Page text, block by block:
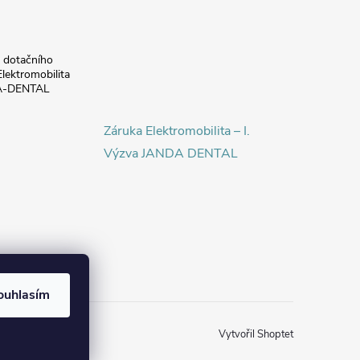
dotačního
DENTAL
Záruka Elektromobilita – I.
Výzva JANDA DENTAL
Vytvořil Shoptet